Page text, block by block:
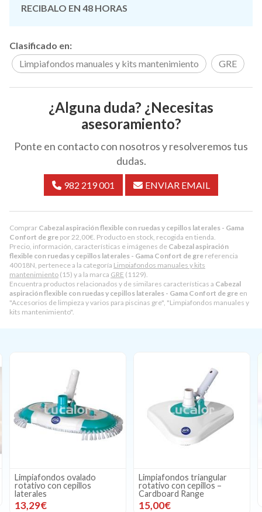
Comprar Cabezal aspiración flexible con ruedas y cepillos laterales - Gama
Confort de gre por 22,00€ . Producto en stock, recogida en tienda.
Precio, información, características e imágenes de Cabezal aspiración
flexible con ruedas y cepillos laterales - Gama Confort de gre referencia
40018N, pertenece a la categoría Limpiafondos manuales y kits
mantenimiento (15) y a la marca GRE (1129).
Encuentra productos relacionados y de similares características a Cabezal
aspiración flexible con ruedas y cepillos laterales - Gama Confort de gre en
"Accesorios de limpieza y varios para piscinas gre", "Limpiafondos manuales y
kits mantenimiento".
RECIBALO EN 48 HORAS
Clasificado en:
Limpiafondos manuales y kits mantenimiento
GRE
¿Alguna duda? ¿Necesitas
asesoramiento?
Ponte en contacto con nosotros y resolveremos tus
dudas.
982 219 001 ENVIAR EMAIL
Limpiafondos ovalado
rotativo con cepillos
laterales
13,29€
Limpiafondos triangular
rotativo con cepillos –
Cardboard Range
15,00€